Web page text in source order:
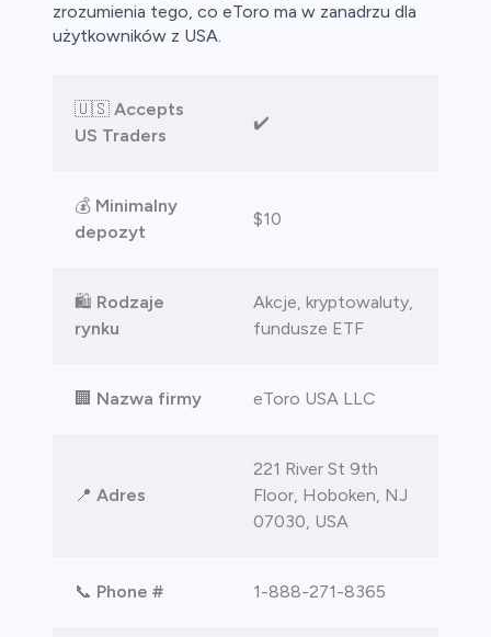
zrozumienia tego, co eToro ma w zanadrzu dla
użytkowników z USA.
🇺🇸 Accepts
US Traders
✔️
💰 Minimalny
depozyt
$10
🛍️ Rodzaje
rynku
Akcje, kryptowaluty,
fundusze ETF
🏢 Nazwa firmy eToro USA LLC
📍 Adres
221 River St 9th
Floor, Hoboken, NJ
07030, USA
📞 Phone # 1-888-271-8365